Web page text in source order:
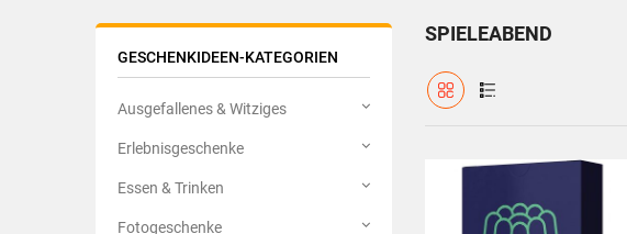
GESCHENKIDEEN-KATEGORIEN
Ausgefallenes & Witziges
Erlebnisgeschenke
Essen & Trinken
Fotogeschenke
SPIELEABEND